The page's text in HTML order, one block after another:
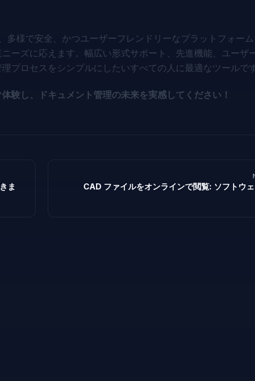
多様で安全、かつユーザーフレンドリーなプラットフォーム
ーズに応えます。幅広い形式サポート、先進機能、ユーザ
プロセスをシンプルにしたいすべての人に最適なツールです
験し、ドキュメント管理の未来を実感してください！
ま
CAD ファイルをオンラインで閲覧: ソフトウ